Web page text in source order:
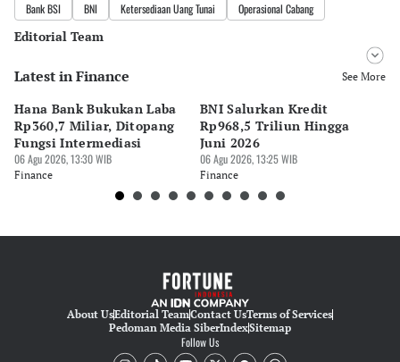
Bank BSI BNI Ketersediaan Uang Tunai Operasional Cabang
Editorial Team
Editor
Editor
Suheriadi .
Latest in Finance See More
Hana Bank Bukukan Laba
Rp360,7 Miliar, Ditopang
Fungsi Intermediasi
06 Agu 2026, 13:30 WIB
Finance
BNI Salurkan Kredit
Rp968,5 Triliun Hingga
Juni 2026
06 Agu 2026, 13:25 WIB
Finance
About UsEditorial TeamContact UsTerms of Services
Pedoman Media SiberIndexSitemap
Follow Us